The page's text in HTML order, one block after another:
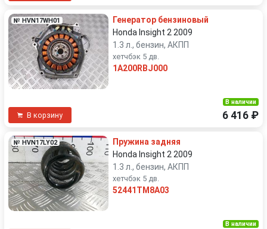
№ HVN17WH01
Генератор бензиновый
Honda Insight 2 2009
1.3 л., бензин, АКПП
хетчбэк 5 дв.
1A200RBJ000
В корзину
В наличии
6 416 ₽
№ HVN17LY02
Пружина задняя
Honda Insight 2 2009
1.3 л., бензин, АКПП
хетчбэк 5 дв.
52441TM8A03
В наличии